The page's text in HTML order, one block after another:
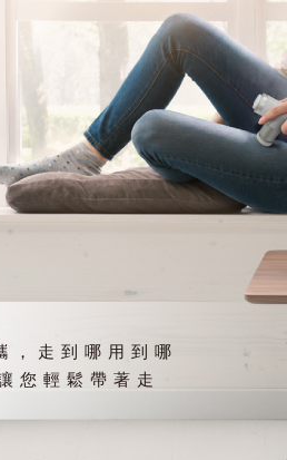
，走到哪用到哪
您輕鬆帶著走